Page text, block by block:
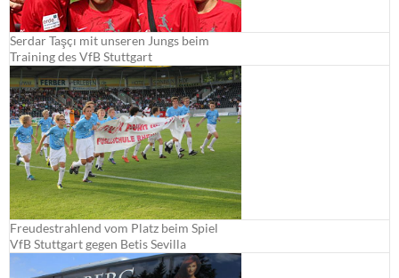
Serdar Taşçı mit unseren Jungs beim
Training des VfB Stuttgart
Freudestrahlend vom Platz beim Spiel
VfB Stuttgart gegen Betis Sevilla